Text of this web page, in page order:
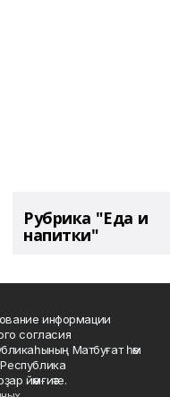
Рубрика "Еда и
напитки"
информации
согласия
Матбуғат һәм
йәмғиәте.